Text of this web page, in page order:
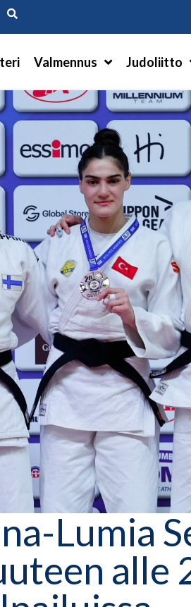
Valmennus Judoliitto
Lumia
alle